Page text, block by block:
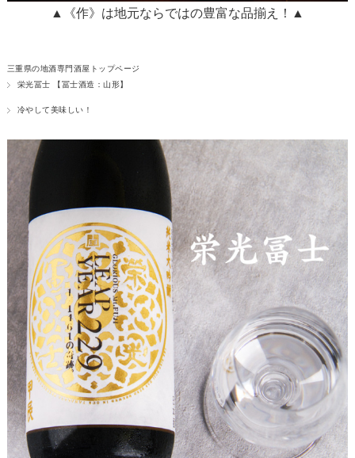
▲《作》は地元ならではの豊富な品揃え！▲
三重県の地酒専門酒屋トップページ
栄光冨士 【冨士酒造：山形】
冷やして美味しい！